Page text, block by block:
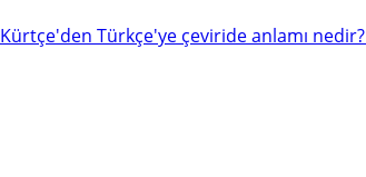
Kürtçe'den Türkçe'ye çeviride anlamı nedir?